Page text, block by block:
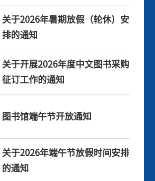
关于2026年暑期放假（轮休）安
排的通知
关于开展2026年度中文图书采购
征订工作的通知
图书馆端午节开放通知
关于2026年端午节放假时间安排
的通知